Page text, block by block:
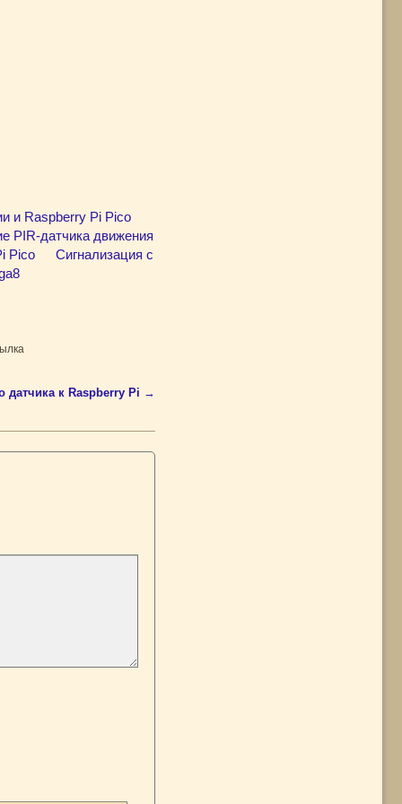
и Raspberry Pi Pico
PIR-датчика движения
Pico
Сигнализация с
датчика к Raspberry Pi →